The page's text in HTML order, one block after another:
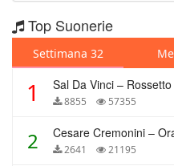
Top Suonerie
Settimana 32
1 8855 57355
2 2641 21195